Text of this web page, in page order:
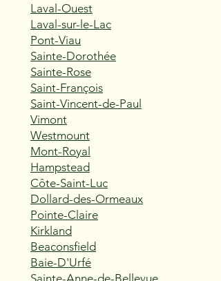
Laval-Ouest
Laval-sur-le-Lac
Pont-Viau
Sainte-Dorothée
Sainte-Rose
Saint-François
Saint-Vincent-de-Paul
Vimont
Westmount
Mont-Royal
Hampstead
Côte-Saint-Luc
Dollard-des-Ormeaux
Pointe-Claire
Kirkland
Beaconsfield
Baie-D'Urfé
Sainte-Anne-de-Bellevue